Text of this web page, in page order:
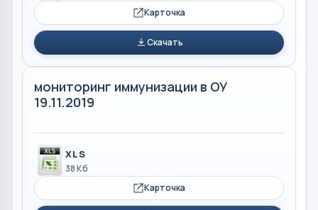
Карточка
Скачать
мониторинг иммунизации в ОУ
19.11.2019
XLS
38 Кб
Карточка